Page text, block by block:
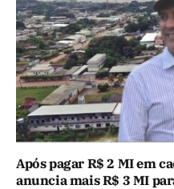
Após pagar R$ 2 MI em
anuncia mais R$ 3 MI